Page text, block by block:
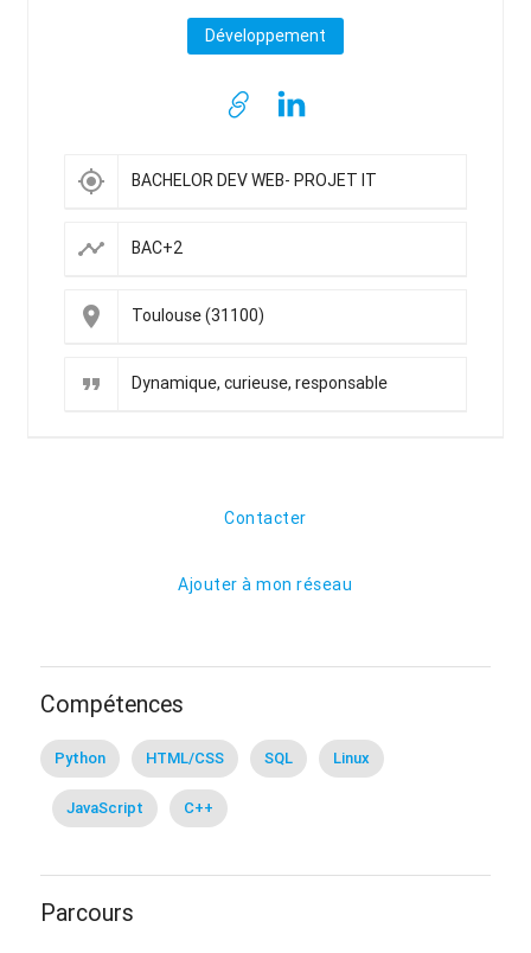
Développement
my_location BACHELOR DEV WEB- PROJET IT
timeline BAC+2
place Toulouse (31100)
format_quote Dynamique, curieuse, responsable
Contacter
Ajouter à mon réseau
Compétences
Python HTML/CSS SQL Linux
JavaScript C++
Parcours